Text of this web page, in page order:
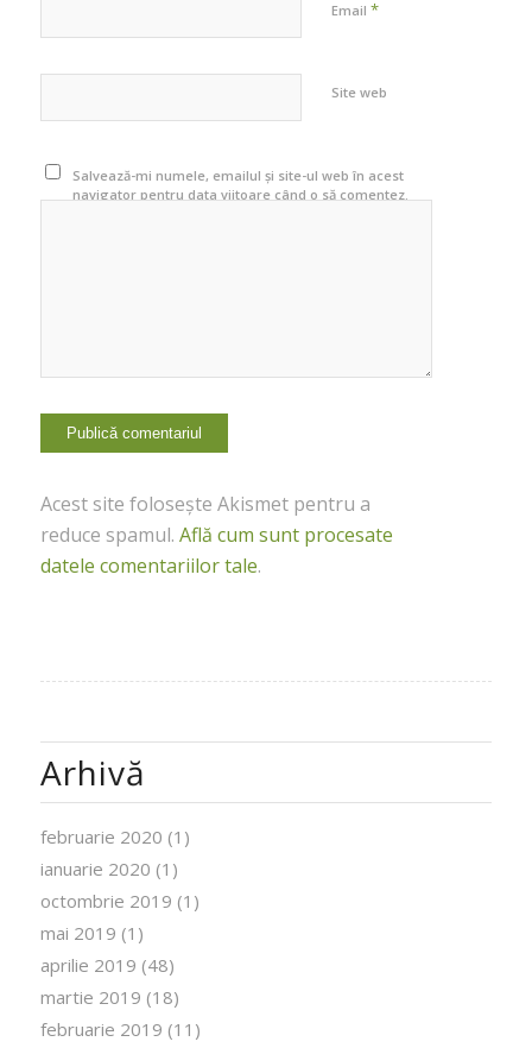
Email *
Site web
Salvează-mi numele, emailul și site-ul web în acest
navigator pentru data viitoare când o să comentez.
Acest site folosește Akismet pentru a
reduce spamul. Află cum sunt procesate
datele comentariilor tale.
Arhivă
februarie 2020 (1)
ianuarie 2020 (1)
octombrie 2019 (1)
mai 2019 (1)
aprilie 2019 (48)
martie 2019 (18)
februarie 2019 (11)